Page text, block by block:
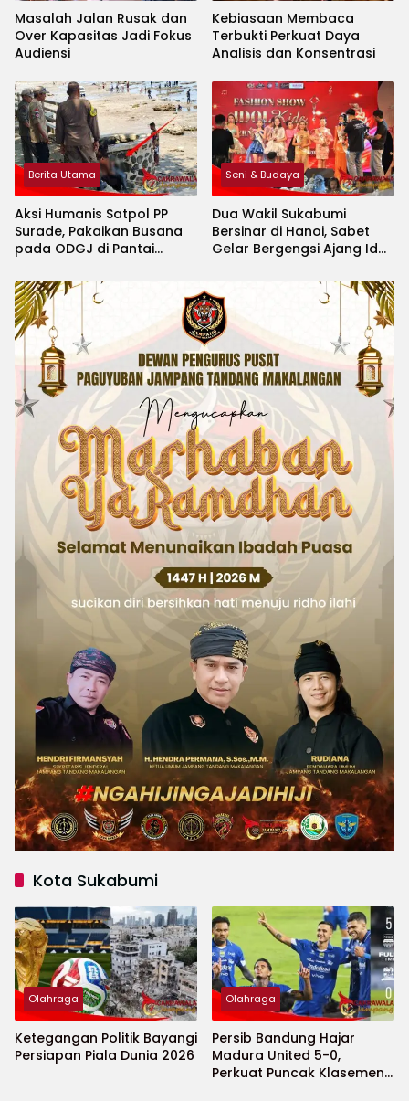
Masalah Jalan Rusak dan
Over Kapasitas Jadi Fokus
Audiensi
Kebiasaan Membaca
Terbukti Perkuat Daya
Analisis dan Konsentrasi
Berita Utama
Aksi Humanis Satpol PP
Surade, Pakaikan Busana
pada ODGJ di Pantai
Seni & Budaya
Dua Wakil Sukabumi
Bersinar di Hanoi, Sabet
Gelar Bergengsi Ajang Idol
Kota Sukabumi
Olahraga
Ketegangan Politik Bayangi
Persiapan Piala Dunia 2026
Olahraga
Persib Bandung Hajar
Madura United 5-0,
Perkuat Puncak Klasemen